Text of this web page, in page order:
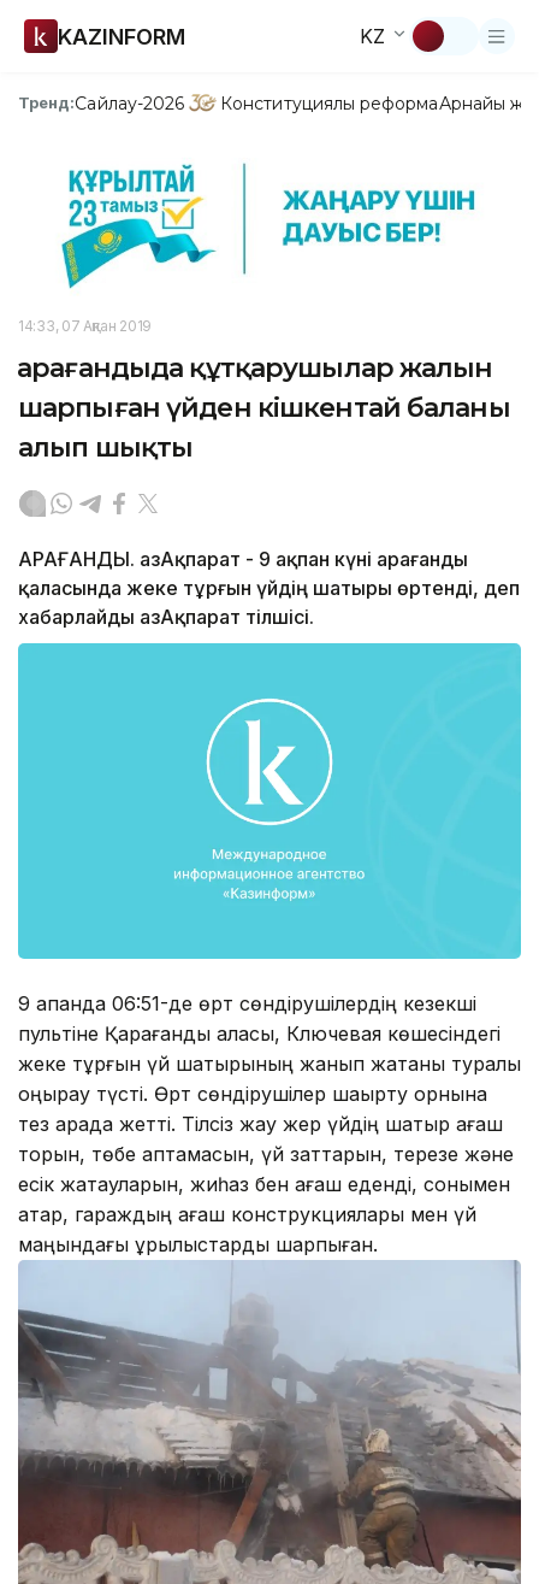
KAZINFORM KZ
Тренд:Сайлау-2026 Конституциялық реформаАрнайы
14:33, 07 Ақпан 2019
Қарағандыда құтқарушылар жалын
шарпыған үйден кішкентай баланы
алып шықты
ҚАРАҒАНДЫ. ҚазАқпарат - 9 ақпан күні Қарағанды
қаласында жеке тұрғын үйдің шатыры өртенді, деп
хабарлайды ҚазАқпарат тілшісі.
9 ақпанда 06:51-де өрт сөндірушілердің кезекші
пультіне Қарағанды қаласы, Ключевая көшесіндегі
жеке тұрғын үй шатырының жанып жатқаны туралы
қоңырау түсті. Өрт сөндірушілер шақырту орнына
тез арада жетті. Тілсіз жау жер үйдің шатыр ағаш
торын, төбе қаптамасын, үй заттарын, терезе және
есік жақтауларын, жиһаз бен ағаш еденді, сонымен
қатар, гараждың ағаш конструкциялары мен үй
маңындағы құрылыстарды шарпыған.